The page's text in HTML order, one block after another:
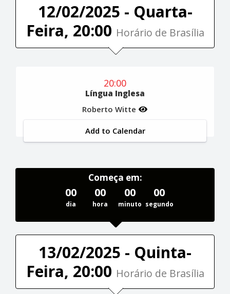
12/02/2025 - Quarta-
Feira, 20:00 Horário de Brasília
20:00
Língua Inglesa
Roberto Witte
Add to Calendar
Começa em:
00
dia
00
hora
00
minuto
00
segundo
13/02/2025 - Quinta-
Feira, 20:00 Horário de Brasília